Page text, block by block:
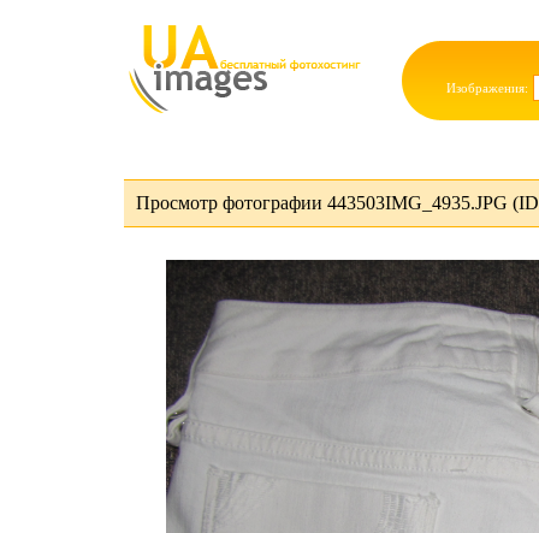
Изображения:
Просмотр фотографии 443503IMG_4935.JPG